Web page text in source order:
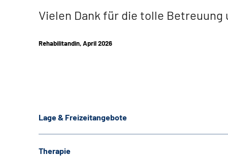
Vielen Dank für die tolle Betreuung
Rehabilitandin, April 2026
Lage & Freizeitangebote
Therapie